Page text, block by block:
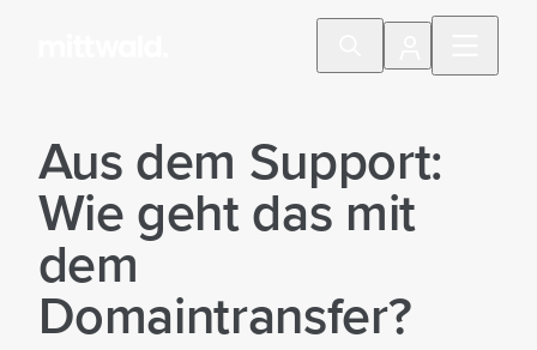
Aus dem Support:
Wie geht das mit
dem
Domaintransfer?